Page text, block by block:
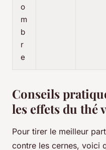
o
m
b
r
e
Conseils
les effets du thé
Pour tirer le meilleur
contre les cernes, voici